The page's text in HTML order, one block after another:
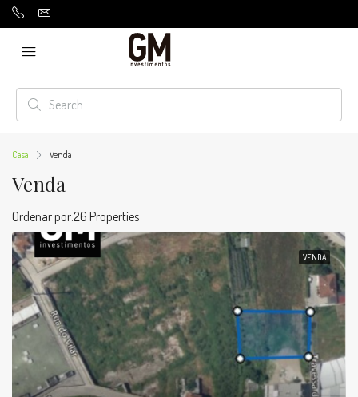
Casa Venda
Venda
26 Properties
Ordenar por:
VENDA